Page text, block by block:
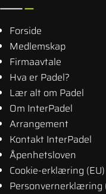
Forside
Medlemskap
Firmaavtale
Hva er Padel?
Lær alt om Padel
Om InterPadel
Arrangement
Kontakt InterPadel
Åpenhetsloven
Cookie-erklæring (EU)
Personvernerklæring